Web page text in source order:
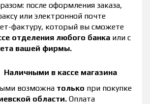
после оформления заказа,
или электронной почте
фактуру, который вы сможете
отделения любого банка или с
вашей фирмы.
Наличными в кассе магазина
возможна только при покупке
области. Оплата